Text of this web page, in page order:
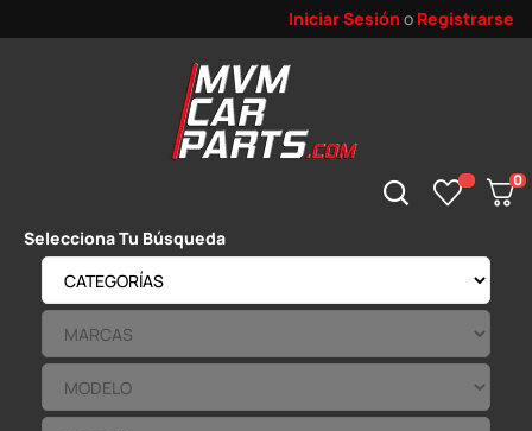
Iniciar Sesión o Registrarse
0
Selecciona Tu Búsqueda